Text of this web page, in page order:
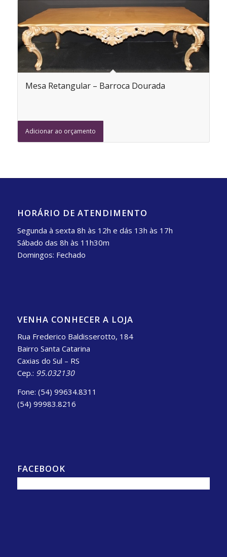
Mesa Retangular – Barroca Dourada
Adicionar ao orçamento
HORÁRIO DE ATENDIMENTO
Segunda à sexta 8h às 12h e dás 13h às 17h
Sábado das 8h às 11h30m
Domingos: Fechado
VENHA CONHECER A LOJA
Rua Frederico Baldisserotto, 184
Bairro Santa Catarina
Caxias do Sul – RS
Cep.: 95.032130
Fone: (54) 99634.8311
(54) 99983.8216
FACEBOOK